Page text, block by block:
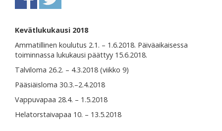
Kevätlukukausi 2018
Ammatillinen koulutus 2.1. – 1.6.2018. Päiväaikaisessa
toiminnassa lukukausi päättyy 15.6.2018.
Talviloma 26.2. – 4.3.2018 (viikko 9)
Pääsiäisloma 30.3.–2.4.2018
Vappuvapaa 28.4. – 1.5.2018
Helatorstaivapaa 10. – 13.5.2018